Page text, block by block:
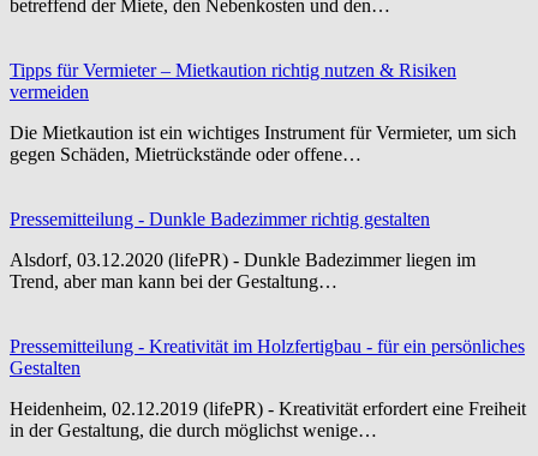
betreffend der Miete, den Nebenkosten und den…
Tipps für Vermieter – Mietkaution richtig nutzen & Risiken
vermeiden
Die Mietkaution ist ein wichtiges Instrument für Vermieter, um sich
gegen Schäden, Mietrückstände oder offene…
Pressemitteilung - Dunkle Badezimmer richtig gestalten
Alsdorf, 03.12.2020 (lifePR) - Dunkle Badezimmer liegen im
Trend, aber man kann bei der Gestaltung…
Pressemitteilung - Kreativität im Holzfertigbau - für ein persönliches
Gestalten
Heidenheim, 02.12.2019 (lifePR) - Kreativität erfordert eine Freiheit
in der Gestaltung, die durch möglichst wenige…